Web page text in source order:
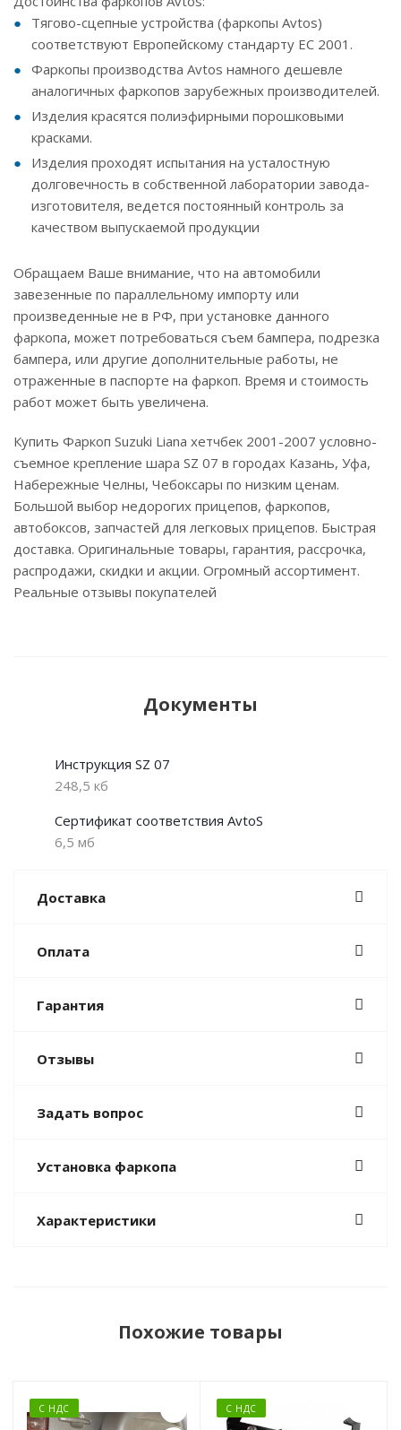
Тягово-сцепные устройства (фаркопы Avtos)
соответствуют Европейскому стандарту ЕС 2001.
Фаркопы производства Avtos намного дешевле
аналогичных фаркопов зарубежных производителей.
Изделия красятся полиэфирными порошковыми
красками.
Изделия проходят испытания на усталостную
долговечность в собственной лаборатории завода-
изготовителя, ведется постоянный контроль за
качеством выпускаемой продукции
Обращаем Ваше внимание, что на автомобили
завезенные по параллельному импорту или
произведенные не в РФ, при установке данного
фаркопа, может потребоваться съем бампера, подрезка
бампера, или другие дополнительные работы, не
отраженные в паспорте на фаркоп. Время и стоимость
работ может быть увеличена.
Купить Фаркоп Suzuki Liana хетчбек 2001-2007 условно-
съемное крепление шара SZ 07 в городах Казань, Уфа,
Набережные Челны, Чебоксары по низким ценам.
Большой выбор недорогих прицепов, фаркопов,
автобоксов, запчастей для легковых прицепов. Быстрая
доставка. Оригинальные товары, гарантия, рассрочка,
распродажи, скидки и акции. Огромный ассортимент.
Реальные отзывы покупателей
Документы
Инструкция SZ 07
248,5 кб
Сертификат соответствия AvtoS
6,5 мб
Доставка
Оплата
Гарантия
Отзывы
Задать вопрос
Установка фаркопа
Характеристики
Похожие товары
С НДС С НДС